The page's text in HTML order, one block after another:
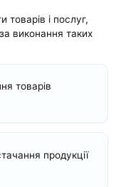
товарів і послуг,
виконання таких
товарів
продукції